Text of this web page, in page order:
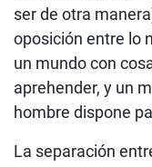
ser de otra
oposición entre lo
un mundo con
aprehender, y un
hombre dispone
La separación